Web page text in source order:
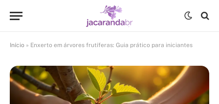
Início » Enxerto em árvores frutíferas: Guia prático para iniciantes